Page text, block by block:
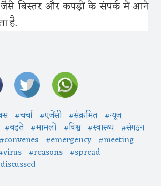
बिस्तर और कपड़ों के संपर्क में आने
है.
#चर्चा #एजेंसी #संक्रमित #न्यूज
#बढ़ते #मामलों #विश्व #स्वास्थ्य #संगठन
#convenes #emergency #meeting
#reasons #spread